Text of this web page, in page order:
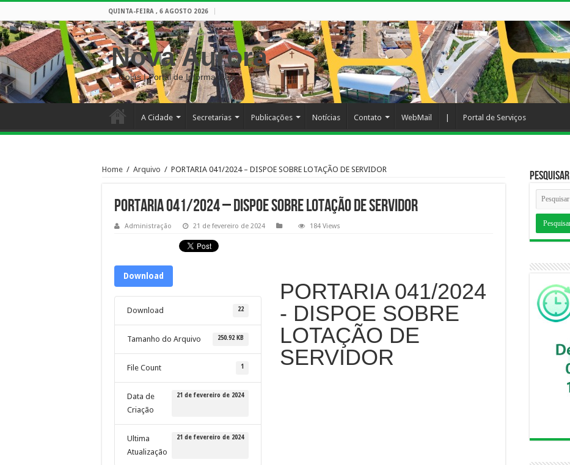
QUINTA-FEIRA , 6 AGOSTO 2026
Nova Aurora
– Goiás | Portal de Informações
A Cidade Secretarias Publicações Notícias Contato WebMail Portal de Serviços
Home / Arquivo / PORTARIA 041/2024 – DISPOE SOBRE LOTAÇÃO DE SERVIDOR
PORTARIA 041/2024 – DISPOE SOBRE LOTAÇÃO DE SERVIDOR
Administração 21 de fevereiro de 2024 184 Views
Download
Download 22
Tamanho do Arquivo 250.92 KB
File Count 1
Data de
Criação
21 de fevereiro de 2024
Ultima
Atualização
21 de fevereiro de 2024
PORTARIA 041/2024
- DISPOE SOBRE
LOTAÇÃO DE
SERVIDOR
Pesquisar